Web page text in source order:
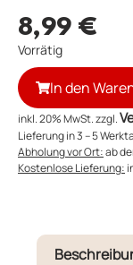
8,99 €
Vorrätig
In den
inkl. 20% MwSt. zzgl.
Lieferung in 3 – 5
Abholung vor Ort:ab
Kostenlose Lieferung: